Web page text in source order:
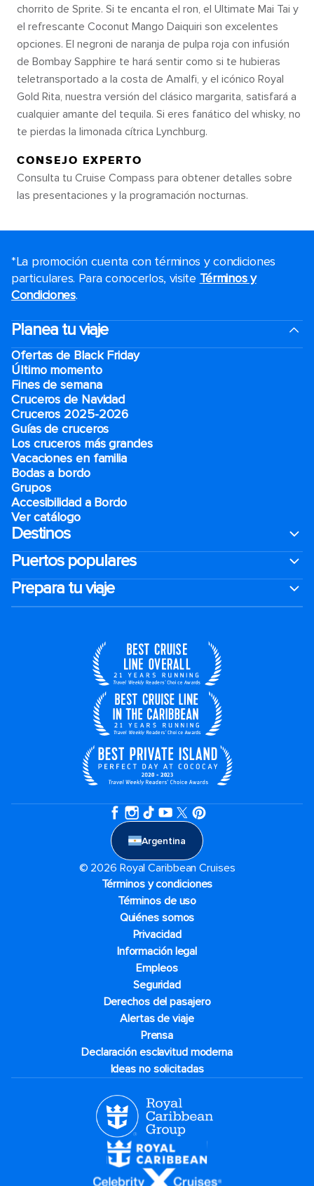
chorrito de Sprite. Si te encanta el ron, el Ultimate Mai Tai y
el refrescante Coconut Mango Daiquiri son excelentes
opciones. El negroni de naranja de pulpa roja con infusión
de Bombay Sapphire te hará sentir como si te hubieras
teletransportado a la costa de Amalfi, y el icónico Royal
Gold Rita, nuestra versión del clásico margarita, satisfará a
cualquier amante del tequila. Si eres fanático del whisky, no
te pierdas la limonada cítrica Lynchburg.
CONSEJO EXPERTO
Consulta tu Cruise Compass para obtener detalles sobre
las presentaciones y la programación nocturnas.
*La promoción cuenta con términos y condiciones
particulares. Para conocerlos, visite Términos y
Condiciones.
Planea tu viaje
Ofertas de Black Friday
Último momento
Fines de semana
Cruceros de Navidad
Cruceros 2025-2026
Guías de cruceros
Los cruceros más grandes
Vacaciones en familia
Bodas a bordo
Grupos
Accesibilidad a Bordo
Ver catálogo
Destinos
Puertos populares
Prepara tu viaje
Argentina
© 2026 Royal Caribbean Cruises
Términos y condiciones
Términos de uso
Quiénes somos
Privacidad
Información legal
Empleos
Seguridad
Derechos del pasajero
Alertas de viaje
Prensa
Declaración esclavitud moderna
Ideas no solicitadas